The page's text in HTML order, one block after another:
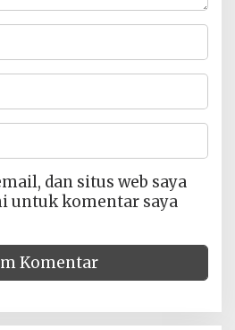
dan situs web saya
untuk komentar saya